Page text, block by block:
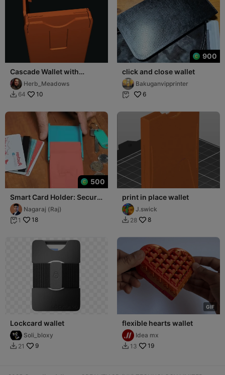
Cascade Wallet with
hinged extra door
Herb_Meadows
 64 10
900
click and close wallet
Bakuganvipprinter
 6
500
Smart Card Holder: Secure
and Portable Storage
SolutionNagaraj (Raj)
 1 18
print in place wallet
J.swick
 28 8
Lockcard wallet
Soli_bloxy
 21 9
GIF
flexible hearts wallet
Idea mx
 13 19